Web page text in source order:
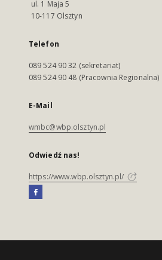
ul. 1 Maja 5
10-117 Olsztyn
Telefon
089 524 90 32 (sekretariat)
089 524 90 48 (Pracownia Regionalna)
E-Mail
wmbc@wbp.olsztyn.pl
Odwiedź nas!
https://www.wbp.olsztyn.pl/